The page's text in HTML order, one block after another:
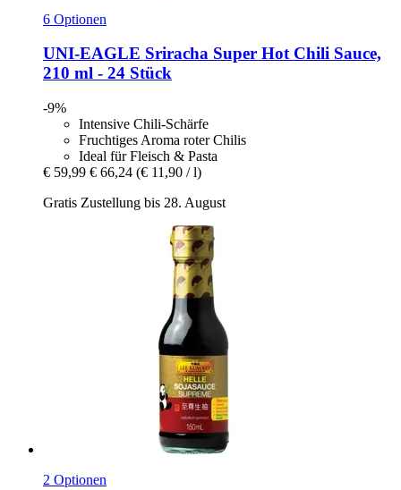
6 Optionen
UNI-EAGLE Sriracha Super Hot Chili Sauce,
210 ml -​ 24 Stück
-9%
Intensive Chili-Schärfe
Fruchtiges Aroma roter Chilis
Ideal für Fleisch & Pasta
€ 59,99 € 66,24 (€ 11,90 / l)
Gratis Zustellung bis 28. August
2 Optionen